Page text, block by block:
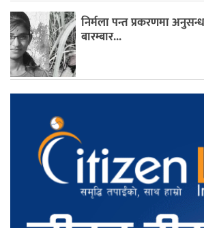
निर्मला पन्त प्रकरणमा
बारम्बार...